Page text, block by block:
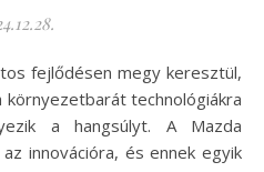
technológiákra
a hangsúlyt. A Mazda
innovációra, és ennek egyik